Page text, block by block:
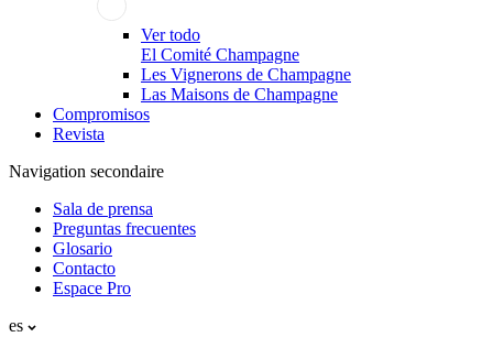
Ver todo
El Comité Champagne
Les Vignerons de Champagne
Las Maisons de Champagne
Compromisos
Revista
Navigation secondaire
Sala de prensa
Preguntas frecuentes
Glosario
Contacto
Espace Pro
es